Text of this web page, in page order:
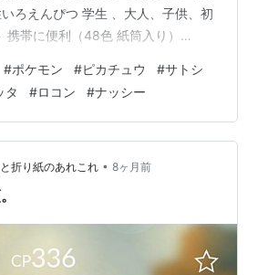
ろえんぴつ 学生 、大人、子供、初
携帯に便利（48色 紙筒入り）
#ポケモン #ピカチュウ #サトシ
タ #ロコン #ナッシー
折り紙のあれこれ • 8ヶ月前